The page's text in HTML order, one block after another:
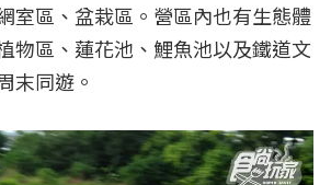
室區、盆栽區。營區內也有生態體
物區、蓮花池、鯉魚池以及鐵道文
末同遊。